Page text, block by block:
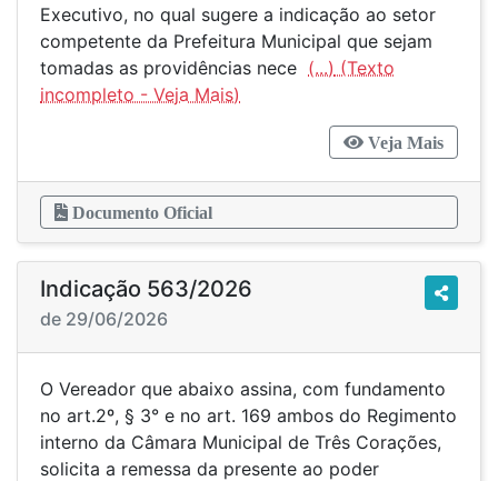
Executivo, no qual sugere a indicação ao setor
competente da Prefeitura Municipal que sejam
tomadas as providências nece (...)
Veja Mais
Documento Oficial
Indicação 563/2026
de 29/06/2026
O Vereador que abaixo assina, com fundamento
no art.2º, § 3° e no art. 169 ambos do Regimento
interno da Câmara Municipal de Três Corações,
solicita a remessa da presente ao poder